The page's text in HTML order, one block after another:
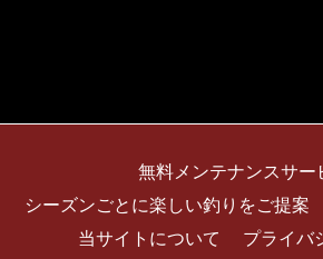
無料メンテナンスサー
シーズンごとに楽しい釣りをご提案
当サイトについて
プライバ